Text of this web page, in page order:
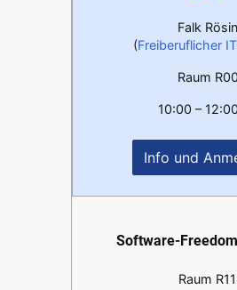
Falk
(Freiberuflicher
Raum
10:00 –
Info und
Software-
Raum